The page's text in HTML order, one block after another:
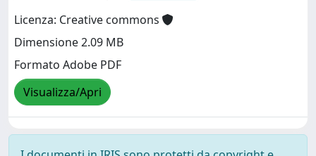
Licenza: Creative commons
Dimensione 2.09 MB
Formato Adobe PDF
Visualizza/Apri